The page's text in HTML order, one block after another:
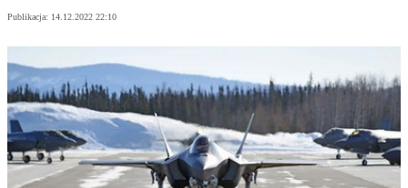
Publikacja: 14.12.2022 22:10